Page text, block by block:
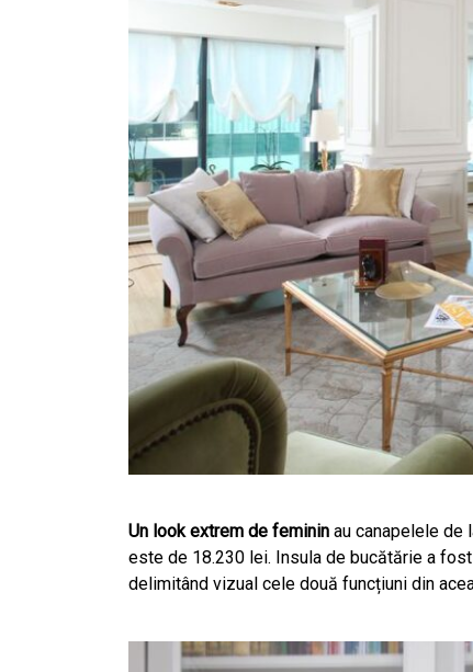
Un look extrem de feminin au canapelele de
este de 18.230 lei. Insula de bucătărie a fost
delimitând vizual cele două funcțiuni din